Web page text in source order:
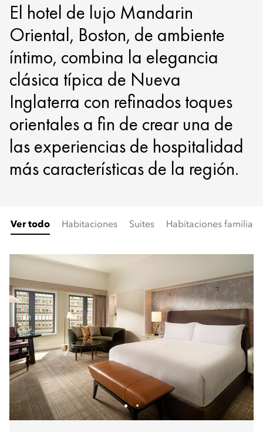
El hotel de lujo Mandarin
Oriental, Boston, de ambiente
íntimo, combina la elegancia
clásica típica de Nueva
Inglaterra con refinados toques
orientales a fin de crear una de
las experiencias de hospitalidad
más características de la región.
Ver todo Habitaciones Suites Habitaciones